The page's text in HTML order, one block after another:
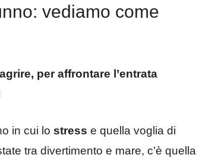
vediamo come
per affrontare l’entrata
in cui lo stress e quella voglia di
tra divertimento e mare, c’è quella